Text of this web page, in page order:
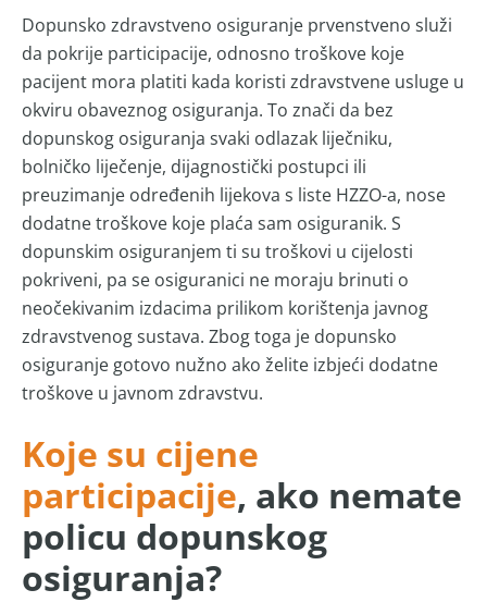
Dopunsko zdravstveno osiguranje prvenstveno služi
da pokrije participacije, odnosno troškove koje
pacijent mora platiti kada koristi zdravstvene usluge u
okviru obaveznog osiguranja. To znači da bez
dopunskog osiguranja svaki odlazak liječniku,
bolničko liječenje, dijagnostički postupci ili
preuzimanje određenih lijekova s liste HZZO-a, nose
dodatne troškove koje plaća sam osiguranik. S
dopunskim osiguranjem ti su troškovi u cijelosti
pokriveni, pa se osiguranici ne moraju brinuti o
neočekivanim izdacima prilikom korištenja javnog
zdravstvenog sustava. Zbog toga je dopunsko
osiguranje gotovo nužno ako želite izbjeći dodatne
troškove u javnom zdravstvu.
Koje su cijene
participacije, ako nemate
policu dopunskog
osiguranja?